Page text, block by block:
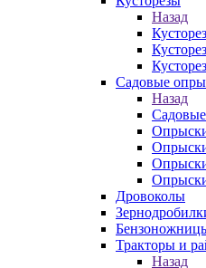
Назад
Садовые
Назад
Дровоколы
Тракторы и
Назад